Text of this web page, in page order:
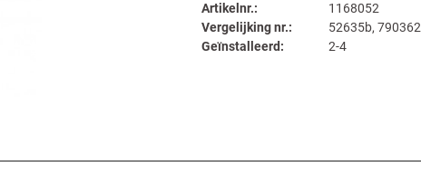
Artikelnr.:
1168052
Vergelijking nr.:
52635b, 790362
Geïnstalleerd:
2-4